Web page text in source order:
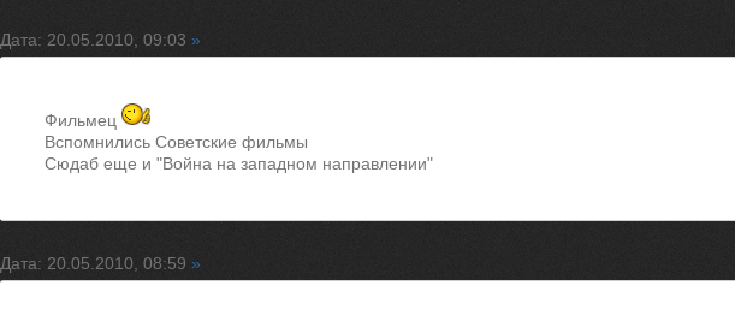
Дата: 20.05.2010, 09:03 »
Фильмец
Вспомнились Советские фильмы
Сюдаб еще и "Война на западном направлении"
Дата: 20.05.2010, 08:59 »